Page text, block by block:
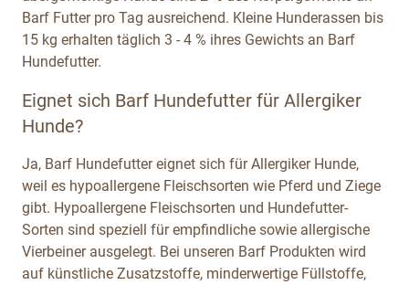
Barf Futter pro Tag ausreichend. Kleine Hunderassen bis
15 kg erhalten täglich 3 - 4 % ihres Gewichts an Barf
Hundefutter.
Eignet sich Barf Hundefutter für Allergiker
Hunde?
Ja, Barf Hundefutter eignet sich für Allergiker Hunde,
weil es hypoallergene Fleischsorten wie Pferd und Ziege
gibt. Hypoallergene Fleischsorten und Hundefutter-
Sorten sind speziell für empfindliche sowie allergische
Vierbeiner ausgelegt. Bei unseren Barf Produkten wird
auf künstliche Zusatzstoffe, minderwertige Füllstoffe,